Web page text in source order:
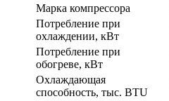
Марка компрессора
Потребление при
охлаждении, кВт
Потребление при
обогреве, кВт
Охлаждающая
способность, тыс. BTU